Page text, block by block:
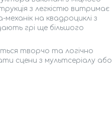
з легкістю витримає
на квадроциклі з
грі ще більшого
творчо та логічно
сцени з мультсеріалу або